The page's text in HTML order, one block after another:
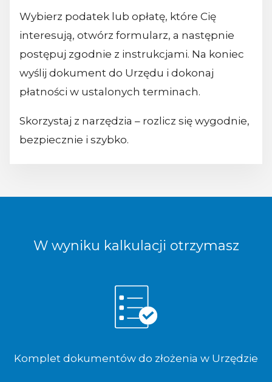
Wybierz podatek lub opłatę, które Cię
interesują, otwórz formularz, a następnie
postępuj zgodnie z instrukcjami. Na koniec
wyślij dokument do Urzędu i dokonaj
płatności w ustalonych terminach.
Skorzystaj z narzędzia – rozlicz się wygodnie,
bezpiecznie i szybko.
W wyniku kalkulacji otrzymasz
Komplet dokumentów do złożenia w Urzędzie